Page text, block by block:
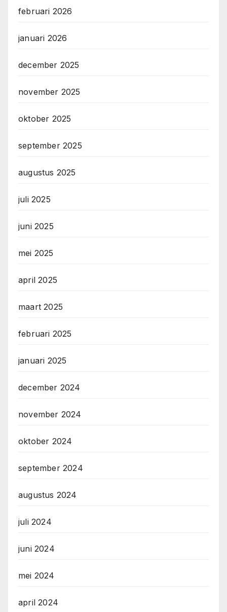
februari 2026
januari 2026
december 2025
november 2025
oktober 2025
september 2025
augustus 2025
juli 2025
juni 2025
mei 2025
april 2025
maart 2025
februari 2025
januari 2025
december 2024
november 2024
oktober 2024
september 2024
augustus 2024
juli 2024
juni 2024
mei 2024
april 2024